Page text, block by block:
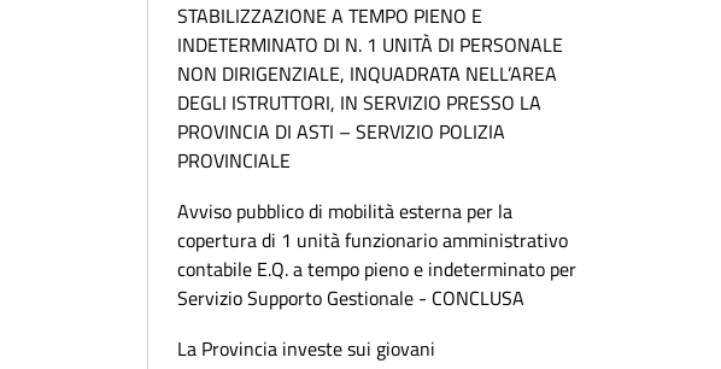
STABILIZZAZIONE A TEMPO PIENO E
INDETERMINATO DI N. 1 UNITÀ DI PERSONALE
NON DIRIGENZIALE, INQUADRATA NELL’AREA
DEGLI ISTRUTTORI, IN SERVIZIO PRESSO LA
PROVINCIA DI ASTI – SERVIZIO POLIZIA
PROVINCIALE
Avviso pubblico di mobilità esterna per la
copertura di 1 unità funzionario amministrativo
contabile E.Q. a tempo pieno e indeterminato per
Servizio Supporto Gestionale - CONCLUSA
La Provincia investe sui giovani